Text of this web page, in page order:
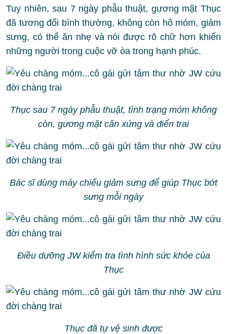
Tuy nhiên, sau 7 ngày phẫu thuật, gương mặt Thục
đã tương đối bình thường, không còn hô móm, giảm
sưng, có thể ăn nhẹ và nói được rõ chữ hơn khiến
những người trong cuộc vỡ òa trong hạnh phúc.
Thục sau 7 ngày phẫu thuật, tình trạng móm không
còn, gương mặt cân xứng và điển trai
Bác sĩ dùng máy chiếu giảm sưng để giúp Thục bớt
sưng mỗi ngày
Điều dưỡng JW kiểm tra tình hình sức khỏe của
Thục
Thục đã tự vệ sinh được